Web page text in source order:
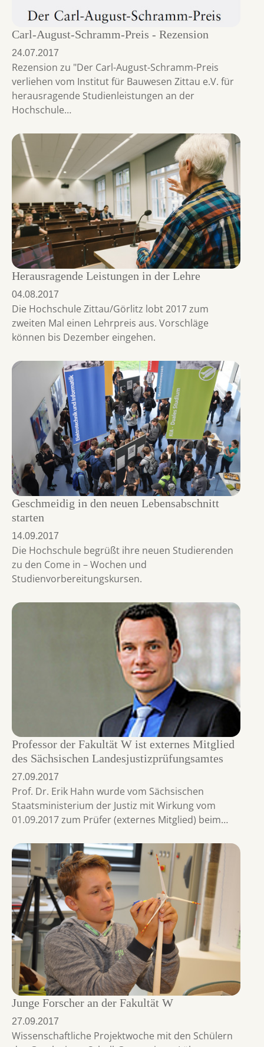
Carl-August-Schramm-Preis - Rezension
24.07.2017
Rezension zu "Der Carl-August-Schramm-Preis
verliehen vom Institut für Bauwesen Zittau e.V. für
herausragende Studienleistungen an der
Hochschule…
Herausragende Leistungen in der Lehre
04.08.2017
Die Hochschule Zittau/Görlitz lobt 2017 zum
zweiten Mal einen Lehrpreis aus. Vorschläge
können bis Dezember eingehen.
Geschmeidig in den neuen Lebensabschnitt
starten
14.09.2017
Die Hochschule begrüßt ihre neuen Studierenden
zu den Come in – Wochen und
Studienvorbereitungskursen.
Professor der Fakultät W ist externes Mitglied
des Sächsischen Landesjustizprüfungsamtes
27.09.2017
Prof. Dr. Erik Hahn wurde vom Sächsischen
Staatsministerium der Justiz mit Wirkung vom
01.09.2017 zum Prüfer (externes Mitglied) beim…
Junge Forscher an der Fakultät W
27.09.2017
Wissenschaftliche Projektwoche mit den Schülern